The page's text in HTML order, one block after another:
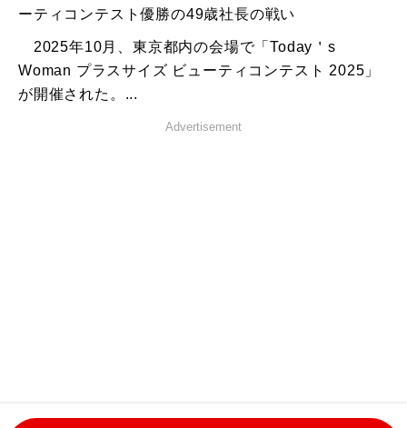
ーティコンテスト優勝の49歳社長の戦い
2025年10月、東京都内の会場で「Today＇s
Woman プラスサイズ ビューティコンテスト 2025」
が開催された。...
Advertisement